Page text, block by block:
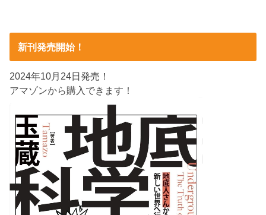
新刊発売開始！
2024年10月24日発売！
アマゾンから購入できます！